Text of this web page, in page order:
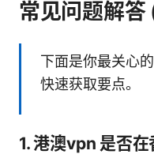
常见问题解答
下面是你最关心
快速获取要点。
1. 港澳vpn 是否在